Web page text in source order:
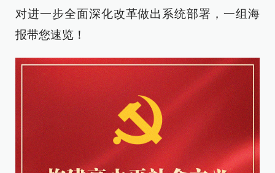
对进一步全面深化改革做出系统部署，一组海
报带您速览！